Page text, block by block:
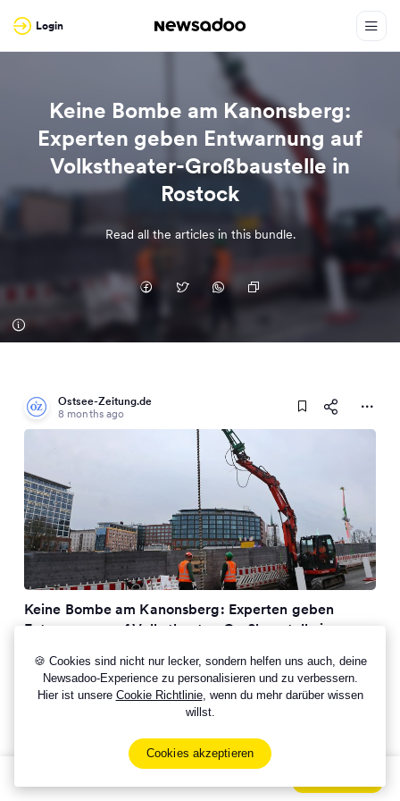
🍪 Cookies sind nicht nur lecker, sondern helfen uns auch, deine
Newsadoo-Experience zu personalisieren und zu verbessern.
Hier ist unsere Cookie Richtlinie, wenn du mehr darüber wissen
willst.
Cookies akzeptieren
Login
Keine Bombe am Kanonsberg:
Experten geben Entwarnung auf
Volkstheater-Großbaustelle in
Rostock
Read all the articles in this bundle.
Ostsee-Zeitung.de
8 months ago
Keine Bombe am Kanonsberg: Experten geben
Entwarnung auf Volkstheater-Großbaustelle in